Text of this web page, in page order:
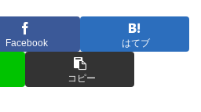
Facebook はてブ
コピー